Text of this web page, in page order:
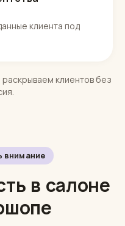
клиента под
клиентов без
внимание
в салоне